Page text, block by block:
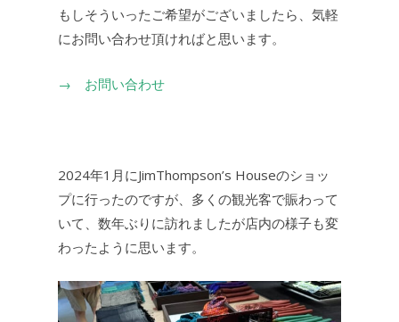
もしそういったご希望がございましたら、気軽
にお問い合わせ頂ければと思います。
→ お問い合わせ
2024年1月にJimThompson’s Houseのショッ
プに行ったのですが、多くの観光客で賑わって
いて、数年ぶりに訪れましたが店内の様子も変
わったように思います。